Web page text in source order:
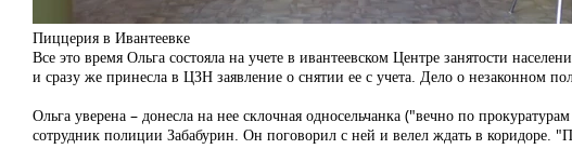
Пиццерия в Ивантеевке
Все это время Ольга состояла на учете в ивантеевском Центре занятости
и сразу же принесла в ЦЗН заявление о снятии ее с учета. Дело о незаконном
Ольга уверена – донесла на нее склочная односельчанка ("вечно по
сотрудник полиции Забабурин. Он поговорил с ней и велел ждать в коридоре.